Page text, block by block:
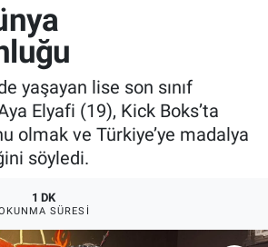
yaşayan lise son sınıf
Elyafi (19), Kick Boks’ta
olmak ve Türkiye’ye madalya
söyledi.
1 DK
SÜRESI